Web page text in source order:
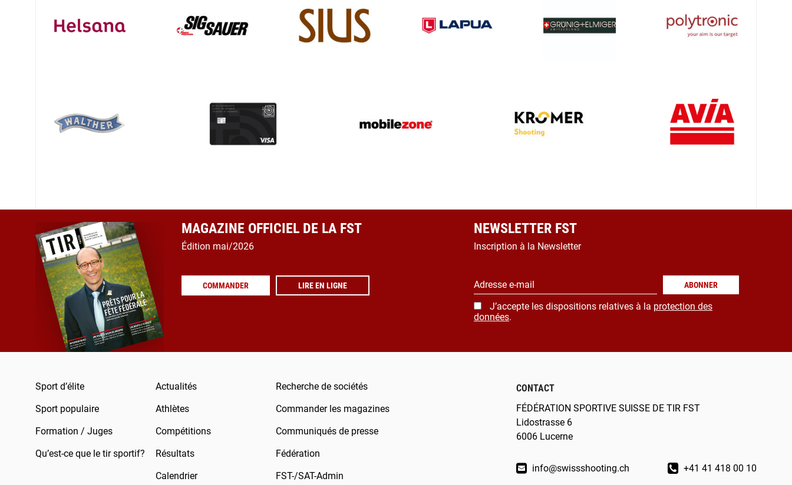
MAGAZINE OFFICIEL DE LA FST
Édition mai/2026
COMMANDER LIRE EN LIGNE
NEWSLETTER FST
Inscription à la Newsletter
Adresse e-mail ABONNER
J’accepte les dispositions relatives à la protection des
données.
Sport d’élite
Sport populaire
Formation / Juges
Qu’est-ce que le tir sportif?
Actualités
Athlètes
Compétitions
Résultats
Calendrier
Recherche de sociétés
Commander les magazines
Communiqués de presse
Fédération
FST-/SAT-Admin
CONTACT
FÉDÉRATION SPORTIVE SUISSE DE TIR FST
Lidostrasse 6
6006 Lucerne
info@swissshooting.ch +41 41 418 00 10